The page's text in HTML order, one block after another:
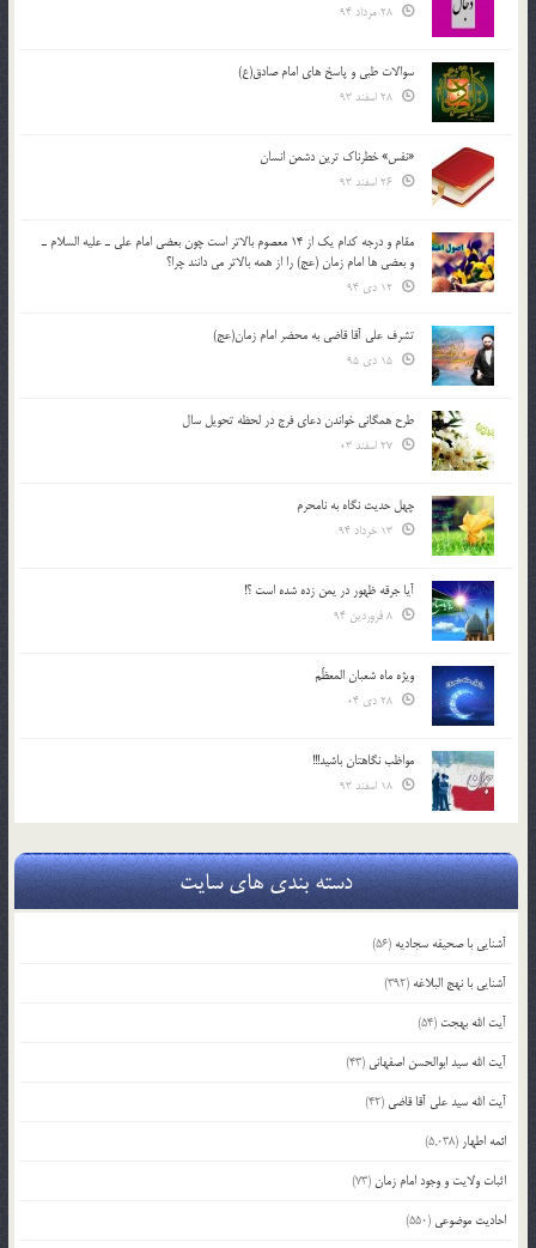
سوالات طبی و پاسخ های امام صادق(ع)
«نفس» خطرناک ترین دشمن انسان
مقام و درجه كدام يك از 14 معصوم بالاتر است چون بعضي امام علي ـ عليه السلام ـ
و بعضي ها امام زمان (عج) را از همه بالاتر مي دانند چرا؟
تشرف علي آقا قاضي به محضر امام زمان(عج)
طرح همگانی خواندن دعای فرج در لحظه تحویل سال
چهل حدیث نگاه به نامحرم
آیا جرقه ظهور در یمن زده شده است ؟!
ویژه ماه شعبان المعظّم
مواظب نگاهتان باشید!!!
دسته بندی های سایت
آشنایی با صحیفه سجادیه (56)
آشنایی با نهج البلاغه (392)
آیت الله بهجت (54)
آیت الله سید ابوالحسن اصفهانی (43)
آیت الله سید علی آقا قاضی (42)
ائمه اطهار (5,038)
اثبات ولایت و وجود امام زمان(73)
احادیث موضوعی (550)